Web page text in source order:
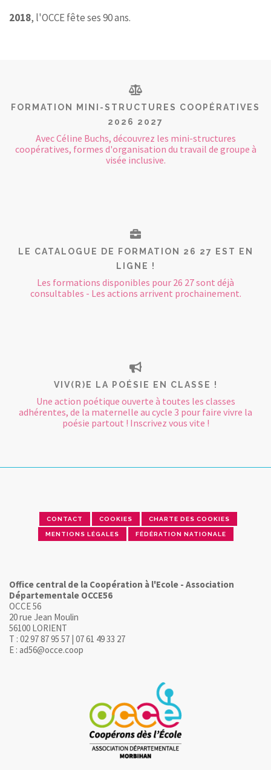
2018, l'OCCE fête ses 90 ans.
FORMATION MINI-STRUCTURES COOPÉRATIVES
2026 2027
Avec Céline Buchs, découvrez les mini-structures
coopératives, formes d'organisation du travail de groupe à
visée inclusive.
LE CATALOGUE DE FORMATION 26 27 EST EN
LIGNE !
Les formations disponibles pour 26 27 sont déjà
consultables - Les actions arrivent prochainement.
VIV(R)E LA POÉSIE EN CLASSE !
Une action poétique ouverte à toutes les classes
adhérentes, de la maternelle au cycle 3 pour faire vivre la
poésie partout ! Inscrivez vous vite !
CONTACT COOKIES CHARTE DES COOKIES
MENTIONS LÉGALES FÉDÉRATION NATIONALE
Office central de la Coopération à l'Ecole - Association
Départementale OCCE56
OCCE 56
20 rue Jean Moulin
56100 LORIENT
T : 02 97 87 95 57 | 07 61 49 33 27
E : ad56@occe.coop